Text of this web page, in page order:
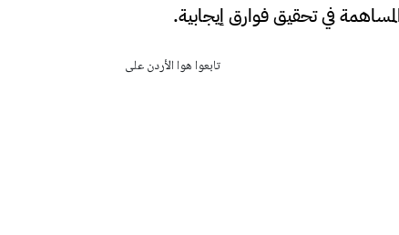
في تحقيق فوارق إيجابية.
تابعوا هوا الأردن على